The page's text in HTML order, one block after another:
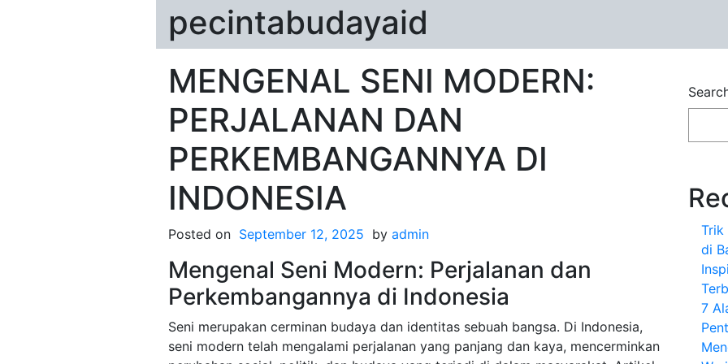
pecintabudayaid
MENGENAL SENI MODERN:
PERJALANAN DAN
PERKEMBANGANNYA DI
INDONESIA
Posted on September 12, 2025 by admin
Mengenal Seni Modern: Perjalanan dan
Perkembangannya di Indonesia
Seni merupakan cerminan budaya dan identitas sebuah bangsa. Di Indonesia,
seni modern telah mengalami perjalanan yang panjang dan kaya, mencerminkan
Trik
di
7